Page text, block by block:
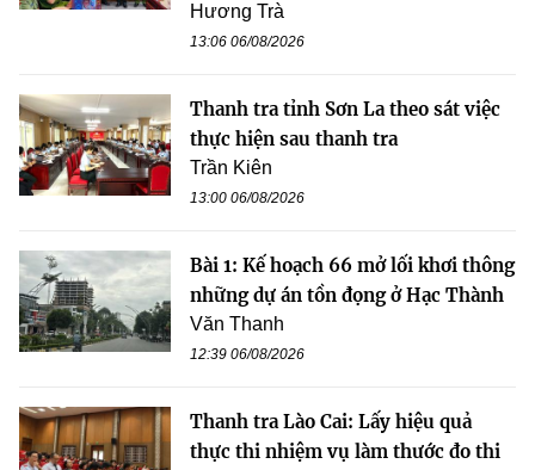
Hương Trà
13:06 06/08/2026
Thanh tra tỉnh Sơn La theo sát việc
thực hiện sau thanh tra
Trần Kiên
13:00 06/08/2026
Bài 1: Kế hoạch 66 mở lối khơi thông
những dự án tồn đọng ở Hạc Thành
Văn Thanh
12:39 06/08/2026
Thanh tra Lào Cai: Lấy hiệu quả
thực thi nhiệm vụ làm thước đo thi